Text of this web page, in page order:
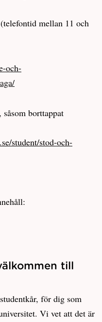
mellan 11 och
och-
borttappat
student/stod-och-
till
för dig som
Vi vet att det är